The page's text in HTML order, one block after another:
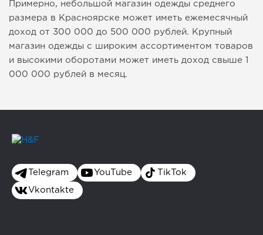
Примерно, небольшой магазин одежды среднего
размера в Красноярске может иметь ежемесячный
доход от 300 000 до 500 000 рублей. Крупный
магазин одежды с широким ассортиментом товаров
и высокими оборотами может иметь доход свыше 1
000 000 рублей в месяц.
Telegram YouTube TikTok
Vkontakte